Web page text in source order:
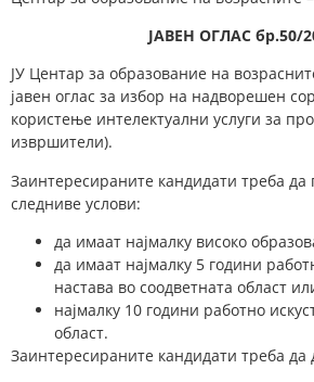
ЈАВЕН ОГЛАС бр.50/
ЈУ Центар за образование на
јавен оглас за избор на надворешен
користење интелектуални услуги за
извршители).
Заинтересираните кандидати треба да
следниве услови:
да имаат најмалку високо
да имаат најмалку 5 години
настава во соодветната област
најмалку 10 години работно
област.
Заинтересираните кандидати треба да